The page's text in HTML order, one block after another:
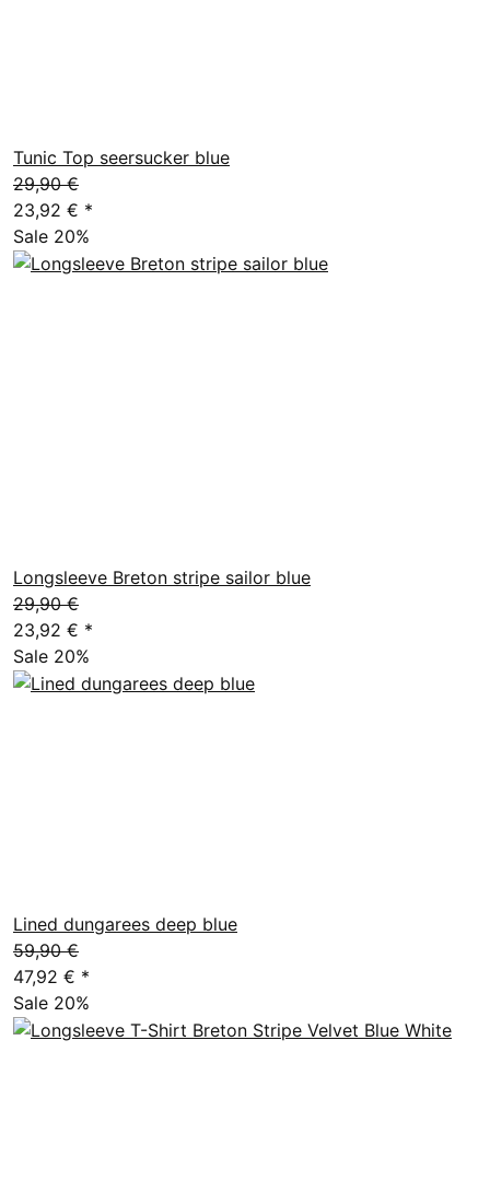
Tunic Top seersucker blue
29,90 €
23,92 € *
Sale 20%
Longsleeve Breton stripe sailor blue
29,90 €
23,92 € *
Sale 20%
Lined dungarees deep blue
59,90 €
47,92 € *
Sale 20%